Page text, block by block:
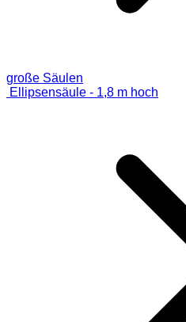
große Säulen
Ellipsensäule - 1,8 m hoch